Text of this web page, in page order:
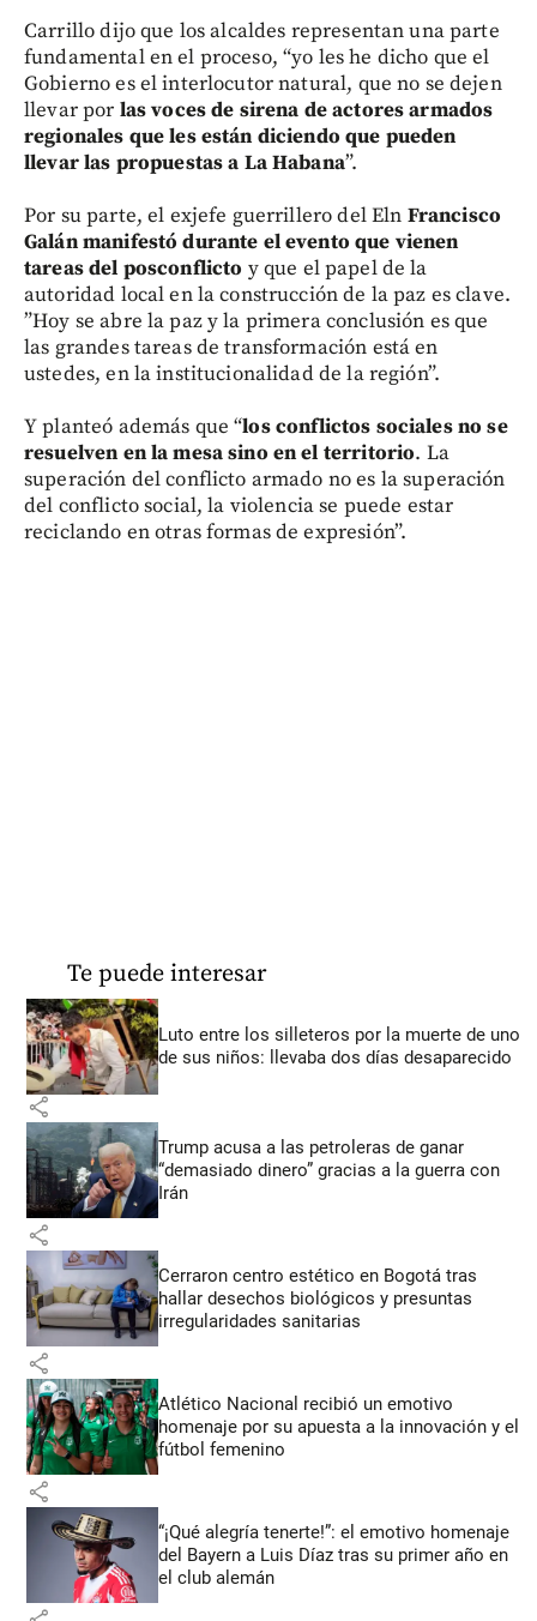
Carrillo dijo que los alcaldes representan una parte
fundamental en el proceso, “yo les he dicho que el
Gobierno es el interlocutor natural, que no se dejen
llevar por las voces de sirena de actores armados
regionales que les están diciendo que pueden
llevar las propuestas a La Habana”.
Por su parte, el exjefe guerrillero del Eln Francisco
Galán manifestó durante el evento que vienen
tareas del posconflicto y que el papel de la
autoridad local en la construcción de la paz es clave.
”Hoy se abre la paz y la primera conclusión es que
las grandes tareas de transformación está en
ustedes, en la institucionalidad de la región”.
Y planteó además que “los conflictos sociales no se
resuelven en la mesa sino en el territorio. La
superación del conflicto armado no es la superación
del conflicto social, la violencia se puede estar
reciclando en otras formas de expresión”.
Te puede interesar
Luto entre los silleteros por la muerte de uno
de sus niños: llevaba dos días desaparecido
share
Trump acusa a las petroleras de ganar
“demasiado dinero” gracias a la guerra con
Irán
share
Cerraron centro estético en Bogotá tras
hallar desechos biológicos y presuntas
irregularidades sanitarias
share
Atlético Nacional recibió un emotivo
homenaje por su apuesta a la innovación y el
fútbol femenino
share
“¡Qué alegría tenerte!”: el emotivo homenaje
del Bayern a Luis Díaz tras su primer año en
el club alemán